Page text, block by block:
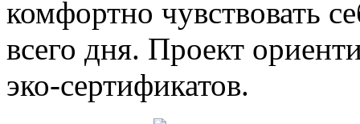
комфортно чувствовать
всего дня. Проект
эко-сертификатов.